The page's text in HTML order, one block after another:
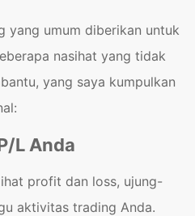
yang umum diberikan untuk
nasihat yang tidak
yang saya kumpulkan
L Anda
profit dan loss, ujung-
aktivitas trading Anda.